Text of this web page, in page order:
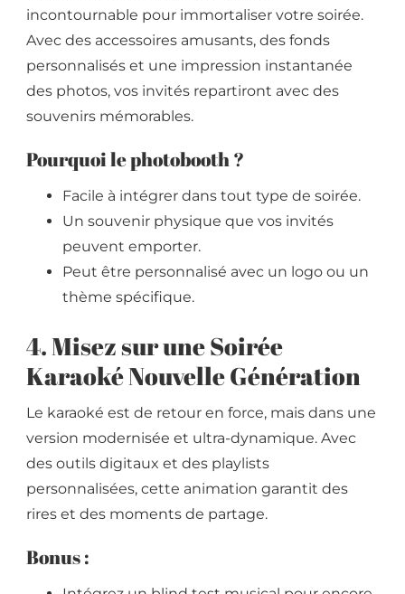
incontournable pour immortaliser votre soirée.
Avec des accessoires amusants, des fonds
personnalisés et une impression instantanée
des photos, vos invités repartiront avec des
souvenirs mémorables.
Pourquoi le photobooth ?
Facile à intégrer dans tout type de soirée.
Un souvenir physique que vos invités
peuvent emporter.
Peut être personnalisé avec un logo ou un
thème spécifique.
4. Misez sur une Soirée
Karaoké Nouvelle Génération
Le karaoké est de retour en force, mais dans une
version modernisée et ultra-dynamique. Avec
des outils digitaux et des playlists
personnalisées, cette animation garantit des
rires et des moments de partage.
Bonus :